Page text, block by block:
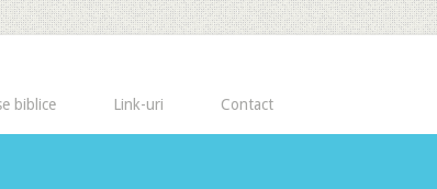
biblice Link-uri Contact